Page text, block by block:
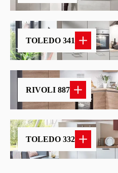
TOLEDO 341
RIVOLI 887
TOLEDO 332